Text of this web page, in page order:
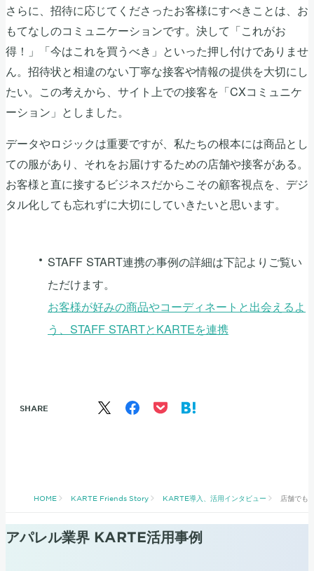
さらに、招待に応じてくださったお客様にすべきことは、お
もてなしのコミュニケーションです。決して「これがお
得！」「今はこれを買うべき」といった押し付けでありませ
ん。招待状と相違のない丁寧な接客や情報の提供を大切にし
たい。この考えから、サイト上での接客を「CXコミュニケ
ーション」としました。
データやロジックは重要ですが、私たちの根本には商品とし
ての服があり、それをお届けするための店舗や接客がある。
お客様と直に接するビジネスだからこその顧客視点を、デジ
タル化しても忘れずに大切にしていきたいと思います。
STAFF START連携の事例の詳細は下記よりご覧い
ただけます。
お客様が好みの商品やコーディネートと出会えるよ
う、STAFF STARTとKARTEを連携
SHARE
HOME KARTE Friends Story KARTE導入、活用インタビュー 店舗でも
アパレル業界 KARTE活用事例